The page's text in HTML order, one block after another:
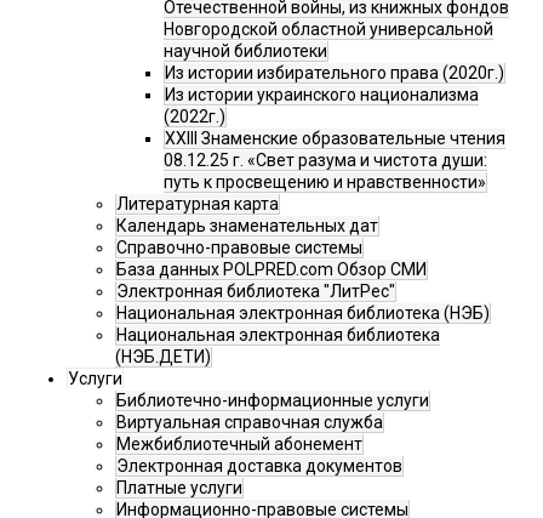
Отечественной войны, из книжных фондов
Новгородской областной универсальной
научной библиотеки
Из истории избирательного права (2020г.)
Из истории украинского национализма
(2022г.)
XXIII Знаменские образовательные чтения
08.12.25 г. «Свет разума и чистота души:
путь к просвещению и нравственности»
Литературная карта
Календарь знаменательных дат
Справочно-правовые системы
База данных POLPRED.com Обзор СМИ
Электронная библиотека "ЛитРес"
Национальная электронная библиотека (НЭБ)
Национальная электронная библиотека
(НЭБ.ДЕТИ)
Услуги
Библиотечно-информационные услуги
Виртуальная справочная служба
Межбиблиотечный абонемент
Электронная доставка документов
Платные услуги
Информационно-правовые системы